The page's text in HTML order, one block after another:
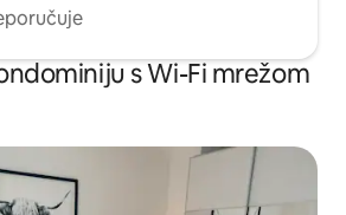
s Wi-Fi mrežom